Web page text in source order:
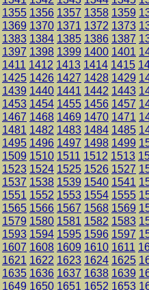
1355 1356 1357 1358 1359
1369 1370 1371 1372 1373
1383 1384 1385 1386 1387
1397 1398 1399 1400 1401
1411 1412 1413 1414 1415
1425 1426 1427 1428 1429
1439 1440 1441 1442 1443
1453 1454 1455 1456 1457
1467 1468 1469 1470 1471
1481 1482 1483 1484 1485
1495 1496 1497 1498 1499
1509 1510 1511 1512 1513
1523 1524 1525 1526 1527
1537 1538 1539 1540 1541
1551 1552 1553 1554 1555
1565 1566 1567 1568 1569
1579 1580 1581 1582 1583
1593 1594 1595 1596 1597
1607 1608 1609 1610 1611
1621 1622 1623 1624 1625
1635 1636 1637 1638 1639
1649 1650 1651 1652 1653